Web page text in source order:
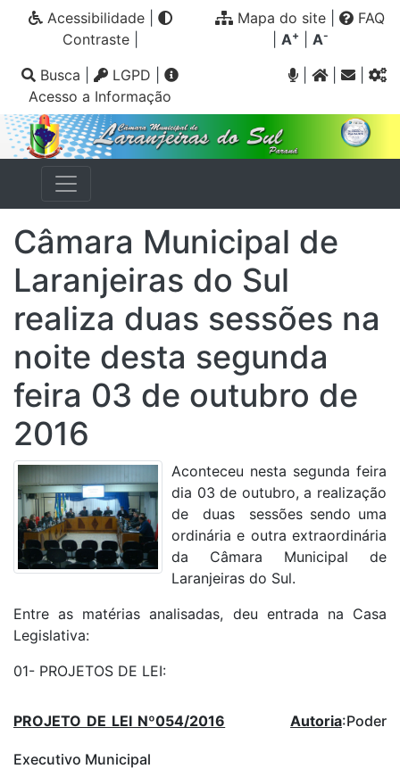
Acessibilidade|
Contraste|
Mapa do site
FAQ
A+ A-
Busca LGPD
Acesso a Informação
|
Câmara Municipal de
Laranjeiras do Sul
realiza duas sessões na
noite desta segunda
feira 03 de outubro de
2016
Aconteceu nesta segunda feira
dia 03 de outubro, a realização
de duas sessões sendo uma
ordinária e outra extraordinária
da Câmara Municipal de
Laranjeiras do Sul.
Entre as matérias analisadas, deu entrada na Casa
Legislativa:
01- PROJETOS DE LEI:
PROJETO DE LEI Nº054/2016 Autoria:Poder
Executivo Municipal